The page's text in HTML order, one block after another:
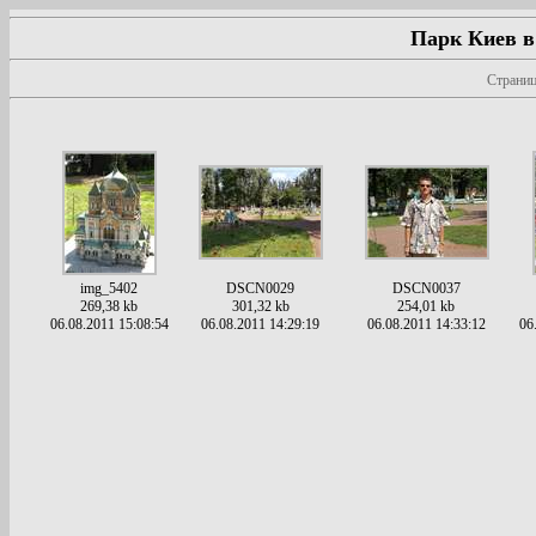
Парк Киев в
img_5402
269,38 kb
06.08.2011 15:08:54
DSCN0029
301,32 kb
06.08.2011 14:29:19
DSCN0037
254,01 kb
06.08.2011 14:33:12